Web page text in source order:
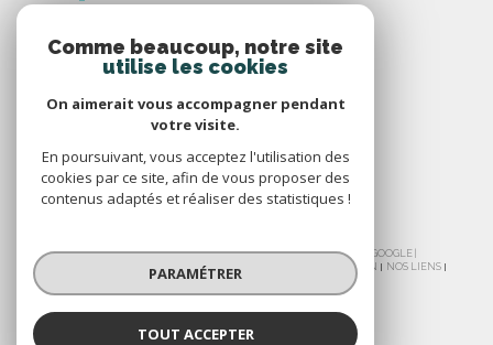
© 2026 | TOUS DROITS RÉSERVÉS | TRADUCTION POWERED BY GOOGLE |
PLAN DU SITE ADMIN
NOS LIENS
POLITIQUE RGPD
Comme beaucoup, notre site
utilise les cookies
On aimerait vous accompagner pendant
votre visite.
En poursuivant, vous acceptez l'utilisation des
cookies par ce site, afin de vous proposer des
contenus adaptés et réaliser des statistiques !
PARAMÉTRER
TOUT ACCEPTER